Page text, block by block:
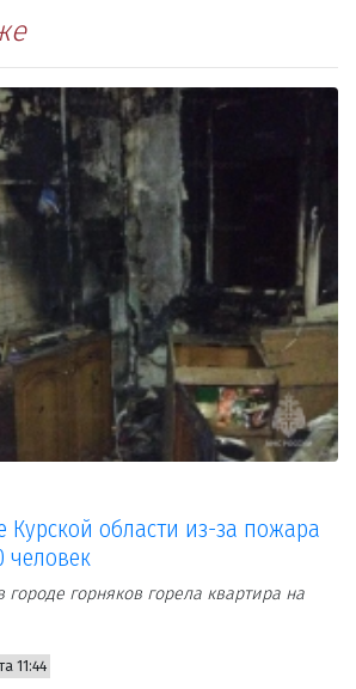
Курской области из-за пожара
человек
горняков горела квартира на
11:44